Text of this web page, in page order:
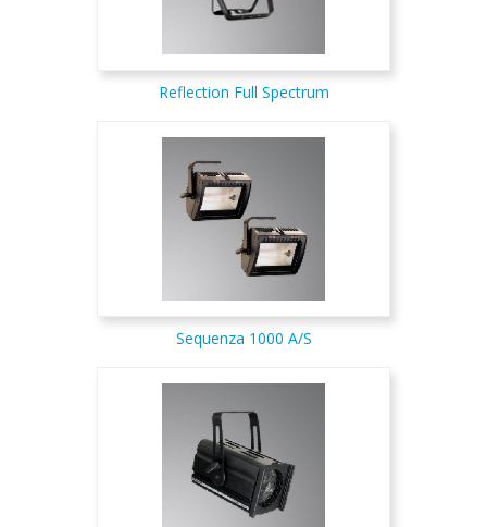
Reflection Full Spectrum
Sequenza 1000 A/S